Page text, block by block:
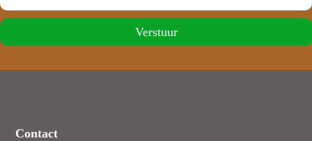
Verstuur
Contact